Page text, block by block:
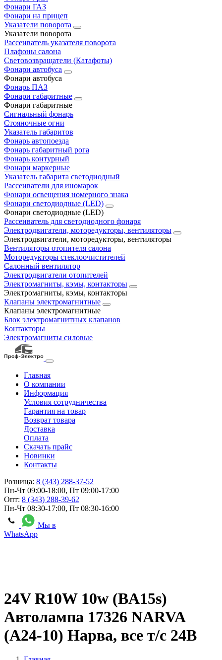
Фонари ГАЗ
Фонари на прицеп
Указатели поворота
Указатели поворота
Рассеиватель указателя поворота
Плафоны салона
Световозвращатели (Катафоты)
Фонари автобуса
Фонари автобуса
Фонарь ПАЗ
Фонари габаритные
Фонари габаритные
Сигнальный фонарь
Стояночные огни
Указатель габаритов
Фонарь автопоезда
Фонарь габаритный рога
Фонарь контурный
Фонари маркерные
Указатель габарита светодиодный
Рассеиватели для иномарок
Фонари освещения номерного знака
Фонари светодиодные (LED)
Фонари светодиодные (LED)
Рассеиватель для светодиодного фонаря
Электродвигатели, моторедукторы, вентиляторы
Электродвигатели, моторедукторы, вентиляторы
Вентиляторы отопителя салона
Моторедукторы стеклоочистителей
Салонный вентилятор
Электродвигатели отопителей
Электромагниты, кэмы, контакторы
Электромагниты, кэмы, контакторы
Клапаны электромагнитные
Клапаны электромагнитные
Блок электромагнитных клапанов
Контакторы
Электромагниты силовые
Главная
О компании
Информация
Условия сотрудничества
Гарантия на товар
Возврат товара
Доставка
Оплата
Скачать прайс
Новинки
Контакты
Розница: 8 (343) 288-37-52
Пн-Чт 09:00-18:00, Пт 09:00-17:00
Опт: 8 (343) 288-39-62
Пн-Чт 08:30-17:00, Пт 08:30-16:00
Мы в
WhatsApp
24V R10W 10w (BA15s)
Автолампа 17326 NARVA
(А24-10) Нарва, все т/с 24В